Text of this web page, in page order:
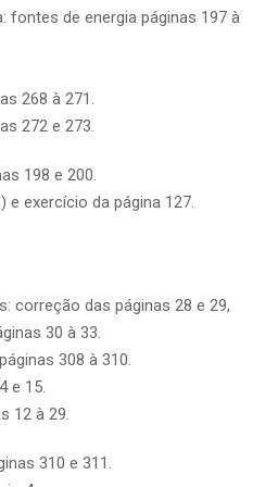
fontes de energia páginas 197 à
268 à 271.
272 e 273.
198 e 200.
e exercício da página 127.
correção das páginas 28 e 29,
30 à 33.
308 à 310.
e 15.
12 à 29.
310 e 311.